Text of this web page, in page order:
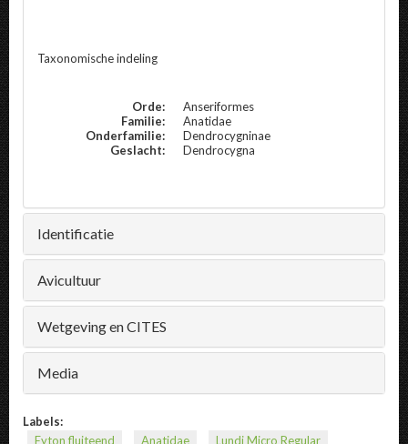
Taxonomische indeling
Orde:
Anseriformes
Familie:
Anatidae
Onderfamilie:
Dendrocygninae
Geslacht:
Dendrocygna
Identificatie
Avicultuur
Wetgeving en CITES
Media
Labels:
Eyton fluiteend
Anatidae Lundi Micro Regular